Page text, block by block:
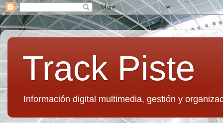
Track Piste
Información digital multimedia, gestión y